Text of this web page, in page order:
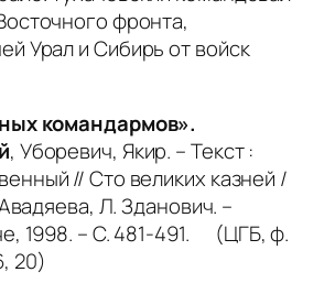
фронта,
Урал и Сибирь от войск
командармов».
, Уборевич, Якир. – Текст :
// Сто великих казней /
Л. Зданович. –
1998. – С. 481-491. (ЦГБ, ф.
20)